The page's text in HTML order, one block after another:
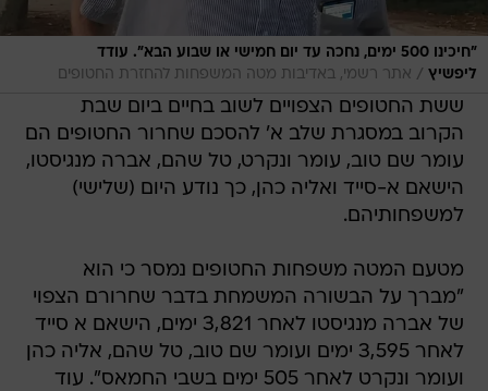
"חיכינו 500 ימים, נחכה עד יום חמישי או שבוע הבא". עודד
ליפשיץ / אתר רשמי, באדיבות מטה המשפחות להחזרת החטופים
ששת החטופים הצפויים לשוב בחיים ביום שבת
הקרוב במסגרת שלב א' להסכם שחרור החטופים הם
עומר שם טוב, עומר ונקרט, טל שהם, אברה מנגיסטו,
הישאם א-סייד ואליה כהן, כך נודע היום (שלישי)
למשפחותיהם.
מטעם המטה משפחות החטופים נמסר כי הוא
"מברך על הבשורה המשמחת בדבר שחרורם הצפוי
של אברה מנגיסטו לאחר 3,821 ימים, הישאם א סייד
לאחר 3,595 ימים ועומר שם טוב, טל שהם, אליה כהן
ועומר ונקרט לאחר 505 ימים בשבי החמאס". עוד